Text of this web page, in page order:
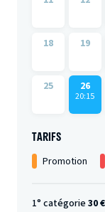
18 19
25 26
20:15
TARIFS
Promotion
1° catégorie30 €